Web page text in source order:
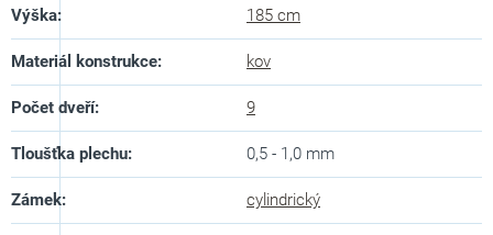
Výška: 185 cm
Materiál konstrukce: kov
Počet dveří: 9
Tloušťka plechu: 0,5 - 1,0 mm
Zámek: cylindrický